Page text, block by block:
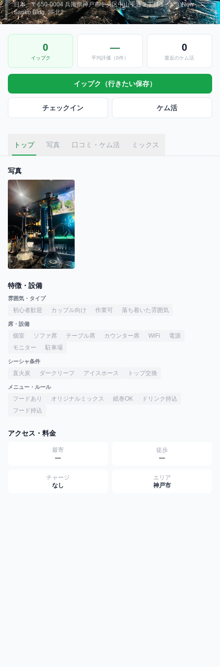
日本、〒650-0004 兵庫県神戸市中央区中山手通２丁目１−１３ New
Sanko Bldg, 3F北2
0
イップク
—
平均評価（0件）
0
最近のケム活
イップク（行きたい保存）
チェックイン ケム活
トップ 写真 口コミ・ケム活 ミックス
写真
特徴・設備
雰囲気・タイプ
初心者歓迎 カップル向け 作業可 落ち着いた雰囲気
席・設備
個室 ソファ席 テーブル席 カウンター席 WiFi
電源
モニター
駐車場
シーシャ条件
直火炭 ダークリーフ アイスホース トップ交換
メニュー・ルール
フードあり オリジナルミックス 紙巻OK
ドリンク持込
フード持込
アクセス・料金
最寄
—
徒歩
—
チャージ
なし
エリア
神戸市